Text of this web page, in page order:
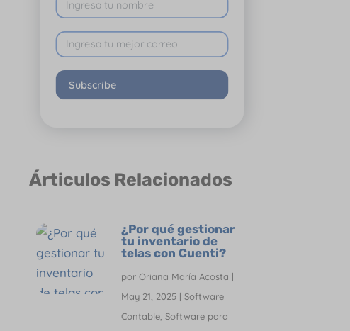
Subscribe
Árticulos Relacionados
¿Por qué gestionar
tu inventario de
telas con Cuenti?
por Oriana María Acosta |
May 21, 2025| Software
Contable, Software para